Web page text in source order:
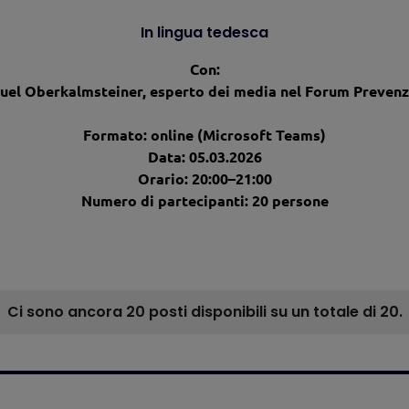
In lingua tedesca
Con:
Oberkalmsteiner, esperto dei media nel Forum
Formato: online (Microsoft Teams)
Data: 05.03.2026
Orario: 20:00–21:00
Numero di partecipanti: 20 persone
Ci sono ancora 20 posti disponibili su un totale di 20.